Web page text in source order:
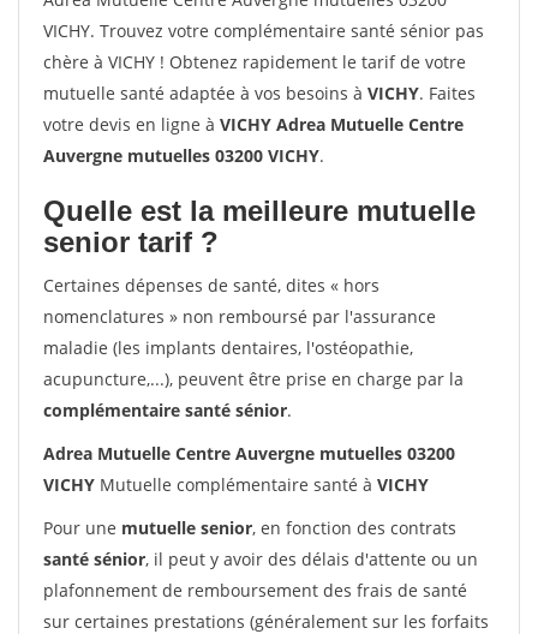
VICHY. Trouvez votre complémentaire santé sénior pas
chère à VICHY ! Obtenez rapidement le tarif de votre
mutuelle santé adaptée à vos besoins à VICHY. Faites
votre devis en ligne à VICHY Adrea Mutuelle Centre
Auvergne mutuelles 03200 VICHY.
Quelle est la meilleure mutuelle
senior tarif ?
Certaines dépenses de santé, dites « hors
nomenclatures » non remboursé par l'assurance
maladie (les implants dentaires, l'ostéopathie,
acupuncture,...), peuvent être prise en charge par la
complémentaire santé sénior.
Adrea Mutuelle Centre Auvergne mutuelles 03200
VICHY Mutuelle complémentaire santé à VICHY
Pour une mutuelle senior, en fonction des contrats
santé sénior, il peut y avoir des délais d'attente ou un
plafonnement de remboursement des frais de santé
sur certaines prestations (généralement sur les forfaits